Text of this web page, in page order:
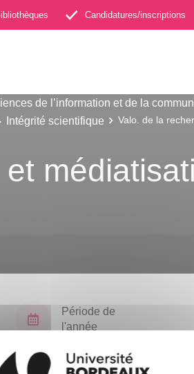
Candidatures/inscriptions
de l’information et de la
Intégrité scientifique Valo. de la
Période de
l'année